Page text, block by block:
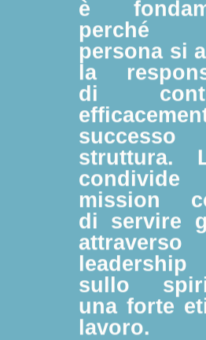
è
perché
persona si
la
di
struttura.
mission
di servire
leadership
sullo
una forte
lavoro.